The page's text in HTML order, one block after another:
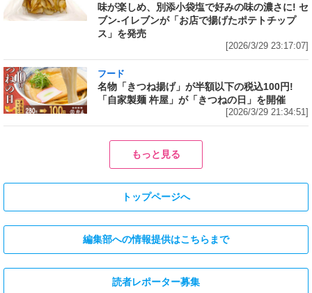
味が楽しめ、別添小袋塩で好みの味の濃さに! セ
ブン‐イレブンが「お店で揚げたポテトチップ
ス」を発売
[2026/3/29 23:17:07]
フード
名物「きつね揚げ」が半額以下の税込100円!
「自家製麺 杵屋」が「きつねの日」を開催
[2026/3/29 21:34:51]
もっと見る
トップページへ
編集部への情報提供はこちらまで
読者レポーター募集